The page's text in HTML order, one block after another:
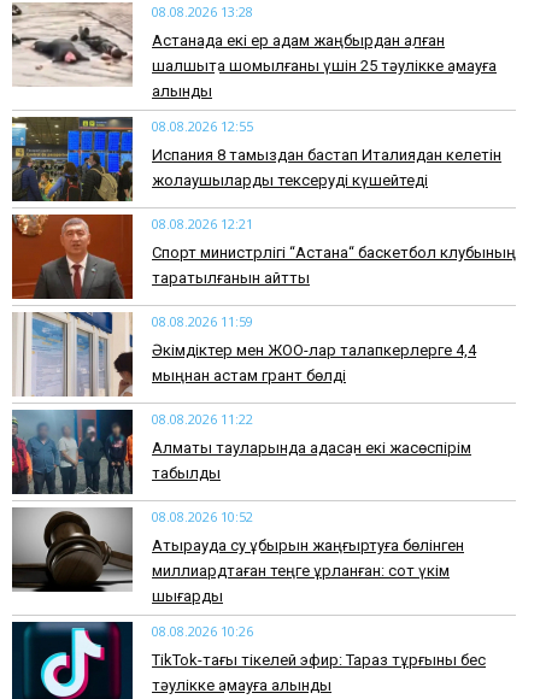
08.08.2026 13:28
Астанада екі ер адам жаңбырдан қалған
шалшықта шомылғаны үшін 25 тәулікке қамауға
алынды
08.08.2026 12:55
Испания 8 тамыздан бастап Италиядан келетін
жолаушыларды тексеруді күшейтеді
08.08.2026 12:21
Спорт министрлігі “Астана“ баскетбол клубының
таратылғанын айтты
08.08.2026 11:59
Әкімдіктер мен ЖОО-лар талапкерлерге 4,4
мыңнан астам грант бөлді
08.08.2026 11:22
Алматы тауларында адасқан екі жасөспірім
табылды
08.08.2026 10:52
Атырауда су құбырын жаңғыртуға бөлінген
миллиардтаған теңге ұрланған: сот үкім
шығарды
08.08.2026 10:26
TikTok-тағы тікелей эфир: Тараз тұрғыны бес
тәулікке қамауға алынды